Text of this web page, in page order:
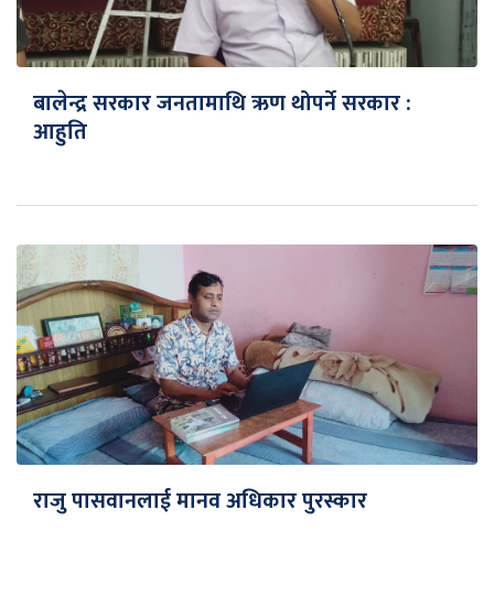
बालेन्द्र सरकार जनतामाथि ऋण थोपर्ने सरकार :
आहुति
राजु पासवानलाई मानव अधिकार पुरस्कार